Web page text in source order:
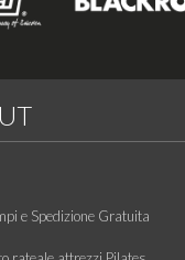
e Spedizione Gratuita